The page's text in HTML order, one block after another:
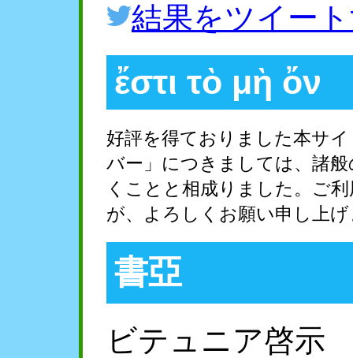
結果をツイー
ἔστι τὸ μὴ ὄν
好評を得ておりました本サ
バー」につきましては、諸
くことと相成りました。ご
が、よろしくお願い申し上
書亞
ビテュニア啓示